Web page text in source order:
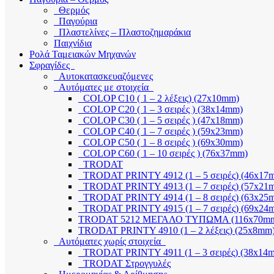
Θερμός
Παγούρια
Πλαστελίνες – Πλαστοζημαράκια
Παιχνίδια
Ρολά Ταμειακών Μηχανών
Σφραγίδες
Αυτοκατασκευαζόμενες
Αυτόματες με στοιχεία
COLOP C10 ( 1 – 2 λέξεις) (27x10mm)
COLOP C20 ( 1 – 3 σειρές ) (38x14mm)
COLOP C30 ( 1 – 5 σειρές ) (47x18mm)
COLOP C40 ( 1 – 7 σειρές ) (59x23mm)
COLOP C50 ( 1 – 8 σειρές ) (69x30mm)
COLOP C60 ( 1 – 10 σειρές ) (76x37mm)
TRODAT
TRODAT PRINTY 4912 (1 – 5 σειρές)
TRODAT PRINTY 4913 (1 – 7 σειρές)
TRODAT PRINTY 4914 (1 – 8 σειρές)
TRODAT PRINTY 4915 (1 – 7 σειρές)
TRODAT 5212 ΜΕΓΑΛΟ ΤΥΠΩΜΑ
TRODAT PRINTY 4910 (1 – 2 λέξεις)
Αυτόματες χωρίς στοιχεία
TRODAT PRINTY 4911 (1 – 3 σειρές)
TRODAT Στρογγυλές